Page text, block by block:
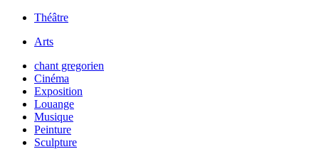
Théâtre
Arts
chant gregorien
Cinéma
Exposition
Louange
Musique
Peinture
Sculpture